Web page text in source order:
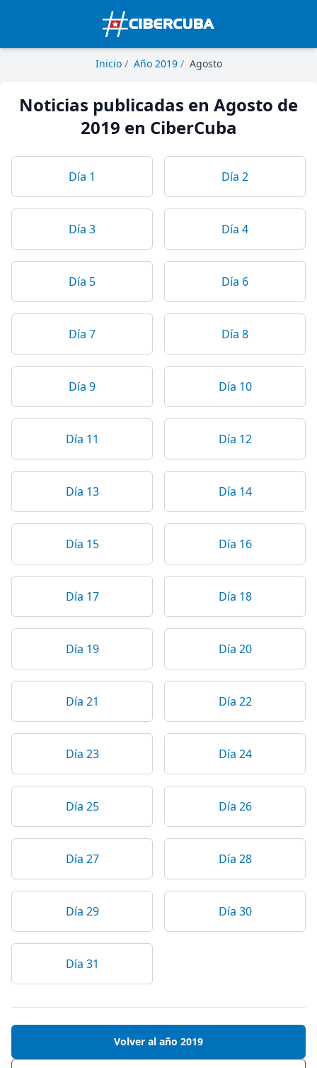
Inicio / Año 2019 / Agosto
Noticias publicadas en Agosto de
2019 en CiberCuba
Día 1 Día 2
Día 3 Día 4
Día 5 Día 6
Día 7 Día 8
Día 9 Día 10
Día 11 Día 12
Día 13 Día 14
Día 15 Día 16
Día 17 Día 18
Día 19 Día 20
Día 21 Día 22
Día 23 Día 24
Día 25 Día 26
Día 27 Día 28
Día 29 Día 30
Día 31
Volver al año 2019